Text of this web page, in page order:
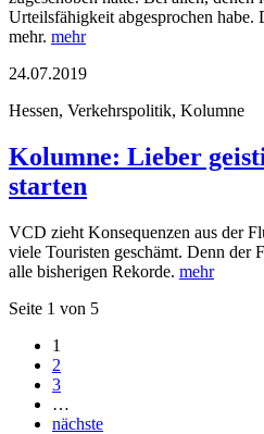
Urteilsfähigkeit abgesprochen
mehr. mehr
24.07.2019
Hessen, Verkehrspolitik, Kolumne
Kolumne: Lieber
starten
VCD zieht Konsequenzen aus der
viele Touristen geschämt. Denn der
alle bisherigen Rekorde. mehr
Seite 1 von 5
1
2
3
…
nächste